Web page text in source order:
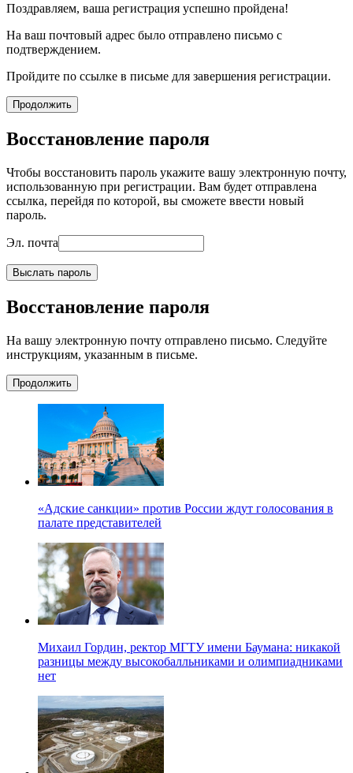
Поздравляем, ваша регистрация успешно пройдена!
На ваш почтовый адрес было отправлено письмо с
подтверждением.
Пройдите по ссылке в письме для завершения регистрации.
Продолжить
Восстановление пароля
Чтобы восстановить пароль укажите вашу электронную почту,
использованную при регистрации. Вам будет отправлена
ссылка, перейдя по которой, вы сможете ввести новый
пароль.
Эл. почта
Выслать пароль
Восстановление пароля
На вашу электронную почту отправлено письмо. Следуйте
инструкциям, указанным в письме.
Продолжить
«Адские санкции» против России ждут голосования в
палате представителей
Михаил Гордин, ректор МГТУ имени Баумана: никакой
разницы между высокобалльниками и олимпиадниками
нет